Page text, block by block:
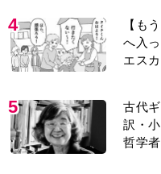
4
【も
へ入
エス
5
古代
訳・
哲学